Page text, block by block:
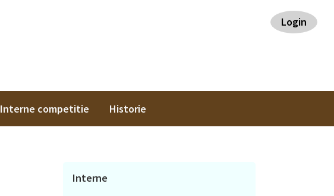
Login
Interne competitie Historie
Primaire
Interne